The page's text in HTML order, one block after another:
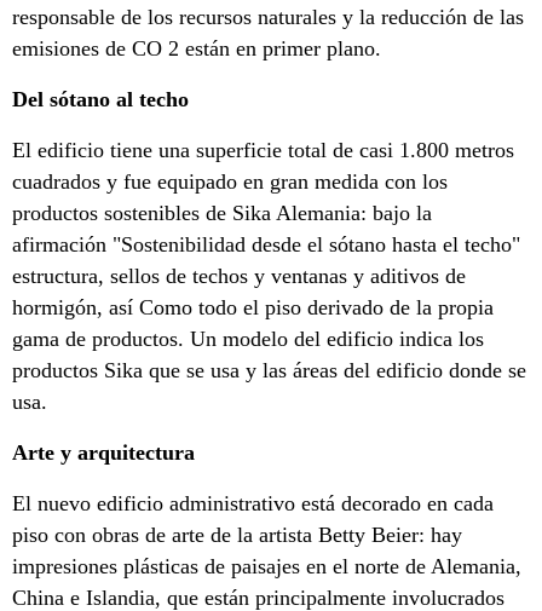
responsable de los recursos naturales y la reducción de las
emisiones de CO 2 están en primer plano.
Del sótano al techo
El edificio tiene una superficie total de casi 1.800 metros
cuadrados y fue equipado en gran medida con los
productos sostenibles de Sika Alemania: bajo la
afirmación "Sostenibilidad desde el sótano hasta el techo"
estructura, sellos de techos y ventanas y aditivos de
hormigón, así Como todo el piso derivado de la propia
gama de productos. Un modelo del edificio indica los
productos Sika que se usa y las áreas del edificio donde se
usa.
Arte y arquitectura
El nuevo edificio administrativo está decorado en cada
piso con obras de arte de la artista Betty Beier: hay
impresiones plásticas de paisajes en el norte de Alemania,
China e Islandia, que están principalmente involucrados